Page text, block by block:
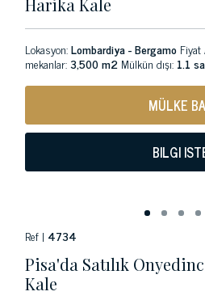
Harika Kale
Lokasyon:Lombardiya - Bergamo Fiyat
mekanlar:3,500 m2 Mülkün dışı: 1.1
MÜLKE
BILGI
Ref | 4734
Pisa'da Satılık
Kale